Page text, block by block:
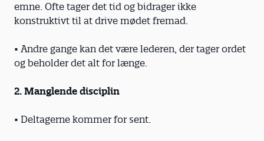
emne. Ofte tager det tid og bidrager ikke
konstruktivt til at drive mødet fremad.
• Andre gange kan det være lederen, der tager ordet
og beholder det alt for længe.
2. Manglende disciplin
• Deltagerne kommer for sent.